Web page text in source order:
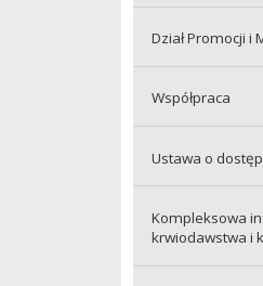
Dział Promocji i
Współpraca
Ustawa o
Kompleksowa
krwiodawstwa i